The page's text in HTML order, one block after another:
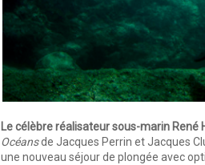
Le célèbre réalisateur sous-marin René
Océansde Jacques Perrin et Jacques
une nouveau séjour de plongée avec